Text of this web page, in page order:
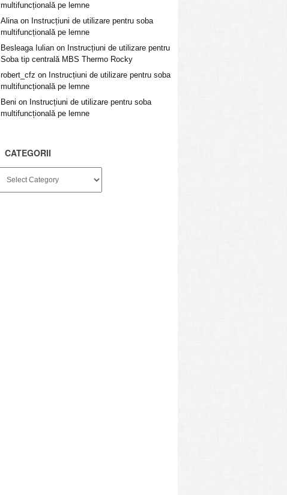
multifuncțională pe lemne
Alinaon Instrucțiuni de utilizare pentru soba
multifuncțională pe lemne
Besleaga Iulian on Instrucțiuni de utilizare pentru
Soba tip centrală MBS Thermo Rocky
robert_cfz on Instrucțiuni de utilizare pentru soba
multifuncțională pe lemne
Beni on Instrucțiuni de utilizare pentru soba
multifuncțională pe lemne
CATEGORII